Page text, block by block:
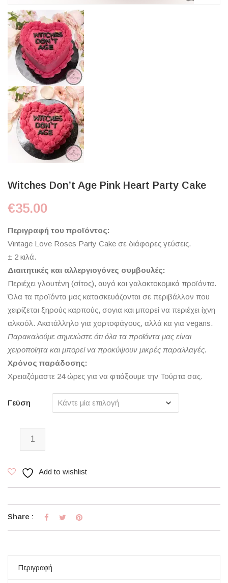
Witches Don’t Age Pink Heart Party Cake
€35.00
Περιγραφή του προϊόντος:
Vintage Love Roses Party Cake σε διάφορες γεύσεις.
± 2 κιλά.
Διαιτητικές και αλλεργιογόνες συμβουλές:
Περιέχει γλουτένη (σίτος), αυγό και γαλακτοκομικά προϊόντα.
Όλα τα προϊόντα μας κατασκευάζονται σε περιβάλλον που
χειρίζεται ξηρούς καρπούς, σογια και μπορεί να περιέχει ίχνη
αλκοόλ. Ακατάλληλο για χορτοφάγους, αλλά κα για vegans.
Παρακαλούμε σημειώστε ότι όλα τα προϊόντα μας είναι
χειροποίητα και μπορεί να προκύψουν μικρές παραλλαγές.
Χρόνος παράδοσης:
Χρειαζόμαστε 24 ώρες για να φτιάξουμε την Τούρτα σας.
Γεύση
Witches Don't Age Pink Heart Party Cake ποσότητα
Add to wishlist
Share :
Περιγραφή